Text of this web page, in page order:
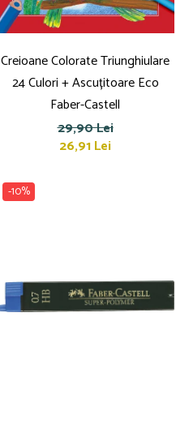
Creioane Colorate Triunghiulare
24 Culori + Ascuțitoare Eco
Faber-Castell
29,90 Lei
26,91 Lei
-10%